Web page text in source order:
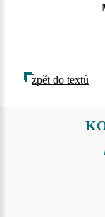
zpět do textů